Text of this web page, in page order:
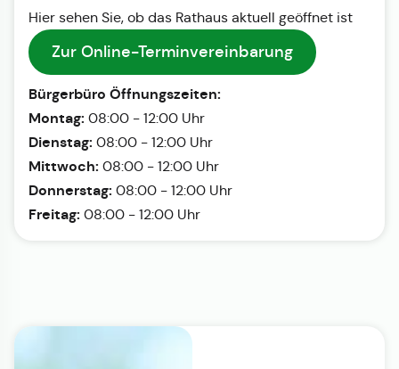
Hier sehen Sie, ob das Rathaus aktuell geöffnet ist
Zur Online-Terminvereinbarung
Bürgerbüro Öffnungszeiten:
Montag: 08:00 - 12:00 Uhr
Dienstag: 08:00 - 12:00 Uhr
Mittwoch: 08:00 - 12:00 Uhr
Donnerstag: 08:00 - 12:00 Uhr
Freitag: 08:00 - 12:00 Uhr